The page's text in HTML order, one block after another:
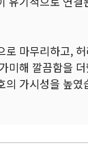
로 마무리하고,
미해 깔끔함을
의 가시성을 높였